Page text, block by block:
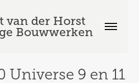
van der Horst
Bouwwerken
Universe 9 en 11